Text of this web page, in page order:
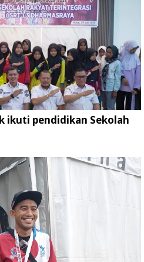
ikuti pendidikan Sekolah